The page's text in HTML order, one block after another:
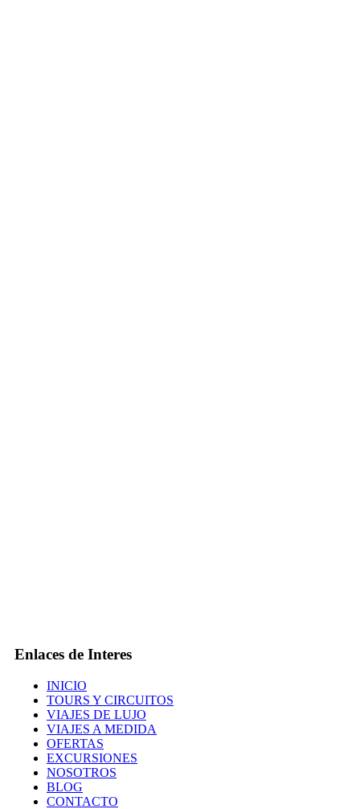
Enlaces de Interes
INICIO
TOURS Y CIRCUITOS
VIAJES DE LUJO
VIAJES A MEDIDA
OFERTAS
EXCURSIONES
NOSOTROS
BLOG
CONTACTO